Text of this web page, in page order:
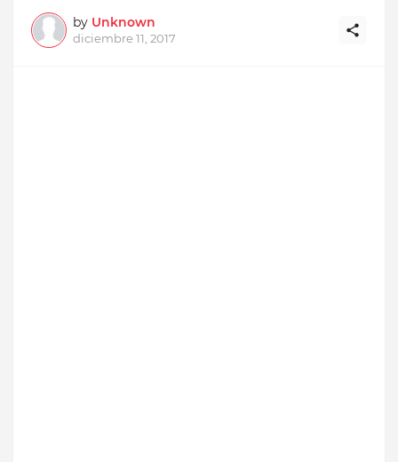
by Unknown
diciembre 11, 2017